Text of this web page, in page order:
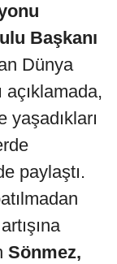
Başkanı
Dünya
açıklamada,
paylaştı.
Sönmez,